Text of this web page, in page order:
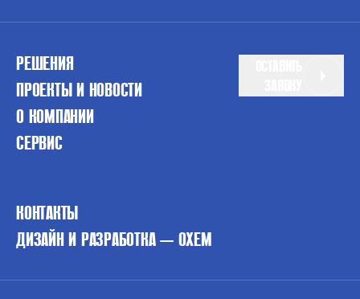
РЕШЕНИЯ
ПРОЕКТЫ И НОВОСТИ
О КОМПАНИИ
СЕРВИС
КОНТАКТЫ
ДИЗАЙН И РАЗРАБОТКА — OXEM